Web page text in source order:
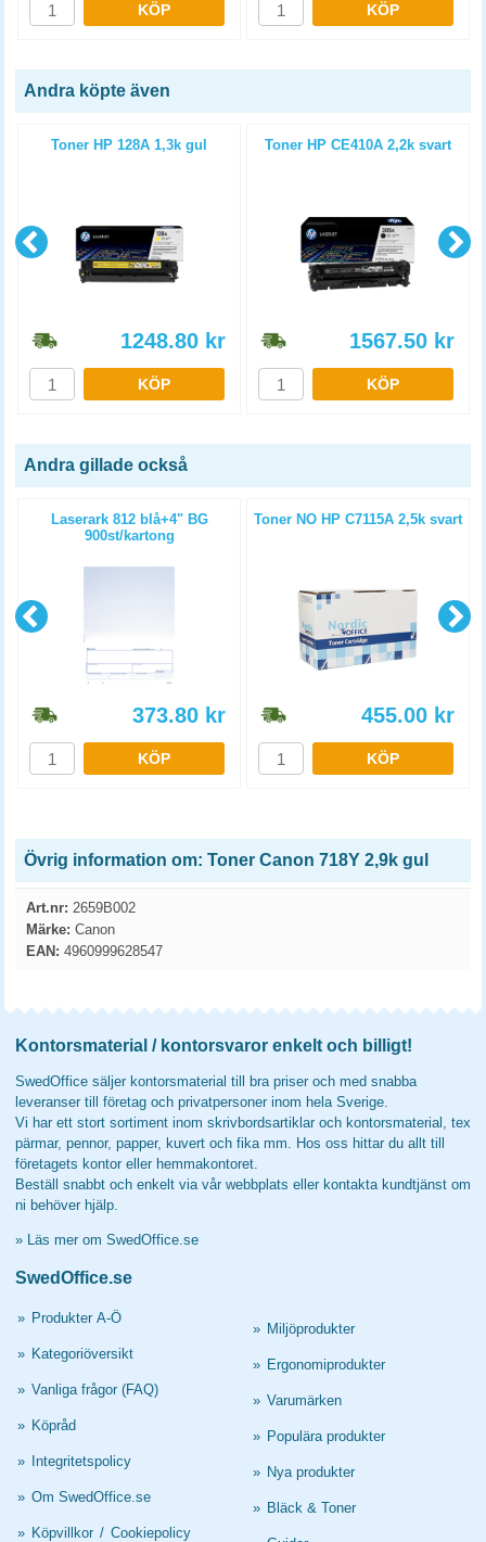
KÖP KÖP
Andra köpte även
Toner HP 128A 1,3k gul
1248.80 kr
KÖP
Toner HP CE410A 2,2k svart
1567.50 kr
KÖP
Andra gillade också
Laserark 812 blå+4" BG
900st/kartong
373.80 kr
KÖP
Toner NO HP C7115A 2,5k svart
455.00 kr
KÖP
Övrig information om: Toner Canon 718Y 2,9k gul
Art.nr: 2659B002
Märke: Canon
EAN: 4960999628547
Kontorsmaterial / kontorsvaror enkelt och billigt!
SwedOffice säljer kontorsmaterial till bra priser och med snabba
leveranser till företag och privatpersoner inom hela Sverige.
Vi har ett stort sortiment inom skrivbordsartiklar och kontorsmaterial, tex
pärmar, pennor, papper, kuvert och fika mm. Hos oss hittar du allt till
företagets kontor eller hemmakontoret.
Beställ snabbt och enkelt via vår webbplats eller kontakta kundtjänst om
ni behöver hjälp.
» Läs mer om SwedOffice.se
SwedOffice.se
» Produkter A-Ö
» Kategoriöversikt
» Vanliga frågor (FAQ)
» Köpråd
» Integritetspolicy
» Om SwedOffice.se
» Köpvillkor / Cookiepolicy
» Miljöprodukter
» Ergonomiprodukter
» Varumärken
» Populära produkter
» Nya produkter
» Bläck & Toner